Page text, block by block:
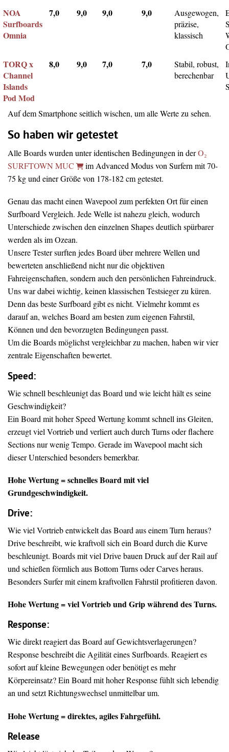
NOA
Surfboards
Omnia
7,0 9,0 9,0 9,0
Ausgewogen,
präzise,
klassisch
TORQ x
Channel
Islands
Pod Mod
8,0 9,0 7,0 7,0
Stabil, robust,
berechenbar
Auf dem Smartphone seitlich wischen, um alle Werte zu sehen.
So haben wir getestet
Alle Boards wurden unter identischen Bedingungen in derO₂
SURFTOWN MUC
im Advanced Modus von Surfern mit 70-
75 kg und einer Größe von 178-182 cm getestet.
Genau das macht einen Wavepool zum perfekten Ort für einen
Surfboard Vergleich. Jede Welle ist nahezu gleich, wodurch
Unterschiede zwischen den einzelnen Shapes deutlich spürbarer
werden als im Ozean.
Unsere Tester surften jedes Board über mehrere Wellen und
bewerteten anschließend nicht nur die objektiven
Fahreigenschaften, sondern auch den persönlichen Fahreindruck.
Uns war dabei wichtig, keinen klassischen Testsieger zu küren.
Denn das beste Surfboard gibt es nicht. Vielmehr kommt es
darauf an, welches Board am besten zum eigenen Fahrstil,
Können und den bevorzugten Bedingungen passt.
Um die Boards möglichst vergleichbar zu machen, haben wir vier
zentrale Eigenschaften bewertet.
Speed:
Wie schnell beschleunigt das Board und wie leicht hält es seine
Geschwindigkeit?
Ein Board mit hoher Speed Wertung kommt schnell ins Gleiten,
erzeugt viel Vortrieb und verliert auch durch Turns oder flachere
Sections nur wenig Tempo. Gerade im Wavepool macht sich
dieser Unterschied besonders bemerkbar.
Hohe Wertung = schnelles Board mit viel
Grundgeschwindigkeit.
Drive:
Wie viel Vortrieb entwickelt das Board aus einem Turn heraus?
Drive beschreibt, wie kraftvoll sich ein Board durch die Kurve
beschleunigt. Boards mit viel Drive bauen Druck auf der Rail auf
und schießen förmlich aus Bottom Turns oder Carves heraus.
Besonders Surfer mit einem kraftvollen Fahrstil profitieren davon.
Hohe Wertung = viel Vortrieb und Grip während des Turns.
Response:
Wie direkt reagiert das Board auf Gewichtsverlagerungen?
Response beschreibt die Agilität eines Surfboards. Reagiert es
sofort auf kleine Bewegungen oder benötigt es mehr
Körpereinsatz? Ein Board mit hoher Response fühlt sich lebendig
an und setzt Richtungswechsel unmittelbar um.
Hohe Wertung = direktes, agiles Fahrgefühl.
Release